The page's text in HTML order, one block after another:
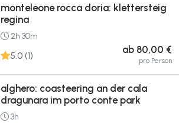
monteleone rocca doria: klettersteig
regina
2h 30m
5.0 (1) ab 80,00 €
pro Person
alghero: coasteering an der cala
dragunara im porto conte park
3h